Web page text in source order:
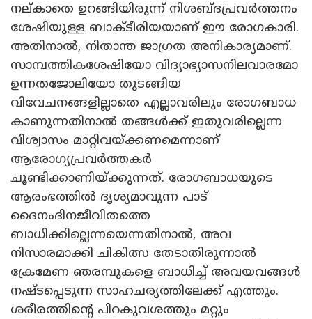
നല്കാതെ ഉറങ്ങിയിരുന്ന് നിശബ്ദപ്രവർത്തനം
ശേഷിയുള്ള ബാക്ടീരിയയാണ് ഈ രോ​ഗകാരി.
അതിനാൽ, നിതാന്ത ജാ​ഗ്രത അനികാര്യമാണ്.
സാമ്പത്തികശേഷിയോ വിദ്യാഭ്യാസനിലവാരമോ
ഉന്നതജോലിയോ തുടങ്ങിയ
വിവേചനങ്ങളില്ലാതെ എല്ലാവരിലും രോഗബാധ
കാണുന്നതിനാൽ തങ്ങൾക്ക് ഇതുവരില്ലെന്ന
വിശ്വാസം മാറ്റിവയ്ക്കണമെന്നാണ്
ആരോഗ്യപ്രവർത്തകർ
ചൂണ്ടിക്കാണിയ്ക്കുന്നത്. രോ​ഗബാധയുടെ
ആരംഭത്തിൽ ദൃശ്യമാവുന്ന പാട്
ദൈനംദിനജീവിതത്തെ
ബാധിക്കില്ലെന്നയെന്നതിനാൽ, അവ
നിസാരമാക്കി ചികിത്സ തേടാതിരുന്നാൽ
ക്രേമേണ ഞരമ്പുകളെ ബാധിച്ച് അവയവങ്ങൾ
നഷ്ടപ്പെടുന്ന സാഹചര്യത്തിലേക്ക് എത്തും.
ശരീരത്തിന്റെ പിറകുവശത്തും മറ്റും